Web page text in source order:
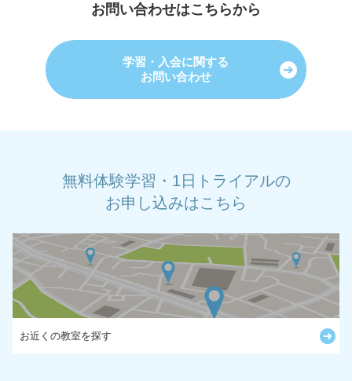
お問い合わせはこちらから
学習・入会に関する
お問い合わせ
無料体験学習・1日トライアルの
お申し込みはこちら
お近くの教室を探す